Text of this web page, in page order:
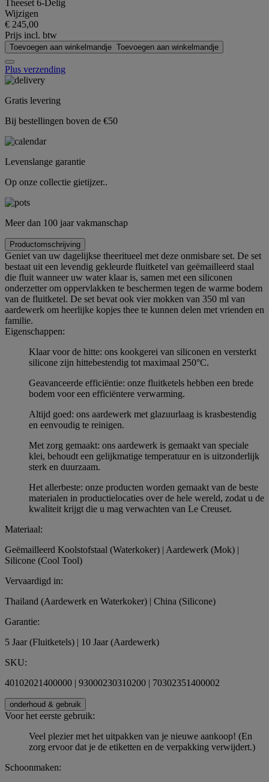
Theeset 6-Delig
Wijzigen
€ 245,00
Prijs incl. btw
Toevoegen aan winkelmandje Toevoegen aan winkelmandje
Plus verzending
Gratis levering
Bij bestellingen boven de €50
Levenslange garantie
Op onze collectie gietijzer..
Meer dan 100 jaar vakmanschap
Productomschrijving
Geniet van uw dagelijkse theeritueel met deze onmisbare set. De set
bestaat uit een levendig gekleurde fluitketel van geëmailleerd staal
die fluit wanneer uw water klaar is, samen met een siliconen
onderzetter om oppervlakken te beschermen tegen de warme bodem
van de fluitketel. De set bevat ook vier mokken van 350 ml van
aardewerk om heerlijke kopjes thee te kunnen delen met vrienden en
familie.
Eigenschappen:
Klaar voor de hitte: ons kookgerei van siliconen en versterkt
silicone zijn hittebestendig tot maximaal 250°C.
Geavanceerde efficiëntie: onze fluitketels hebben een brede
bodem voor een efficiëntere verwarming.
Altijd goed: ons aardewerk met glazuurlaag is krasbestendig
en eenvoudig te reinigen.
Met zorg gemaakt: ons aardewerk is gemaakt van speciale
klei, behoudt een gelijkmatige temperatuur en is uitzonderlijk
sterk en duurzaam.
Het allerbeste: onze producten worden gemaakt van de beste
materialen in productielocaties over de hele wereld, zodat u de
kwaliteit krijgt die u mag verwachten van Le Creuset.
Materiaal:
Geëmailleerd Koolstofstaal (Waterkoker) | Aardewerk (Mok) |
Silicone (Cool Tool)
Vervaardigd in:
Thailand (Aardewerk en Waterkoker) | China (Silicone)
Garantie:
5 Jaar (Fluitketels) | 10 Jaar (Aardewerk)
SKU:
40102021400000 | 93000230310200 | 70302351400002
onderhoud & gebruik
Voor het eerste gebruik:
Veel plezier met het uitpakken van je nieuwe aankoop! (En
zorg ervoor dat je de etiketten en de verpakking verwijdert.)
Schoonmaken: